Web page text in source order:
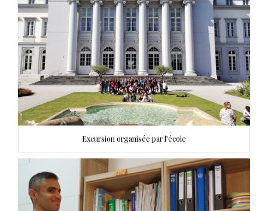
Excursion organisée par l’école